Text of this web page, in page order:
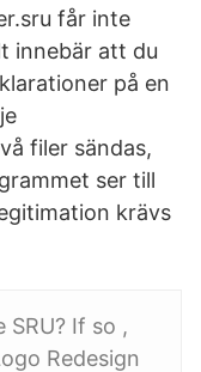
får inte
innebär att du
på en
filer sändas,
ser till
krävs
If so ,
Redesign